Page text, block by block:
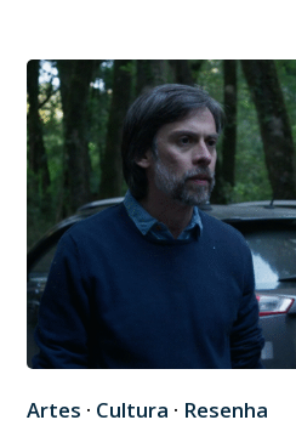
Artes · Cultura · Resenha